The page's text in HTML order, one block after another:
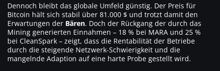
Dennoch bleibt das globale Umfeld günstig. Der Preis für
Bitcoin hält sich stabil über 81.000 $ und trotzt damit den
Erwartungen der Bären. Doch der Rückgang der durch das
Mining generierten Einnahmen – 18 % bei MARA und 25 %
bei CleanSpark – zeigt, dass die Rentabilität der Betriebe
durch die steigende Netzwerk-Schwierigkeit und die
mangelnde Adaption auf eine harte Probe gestellt wird.